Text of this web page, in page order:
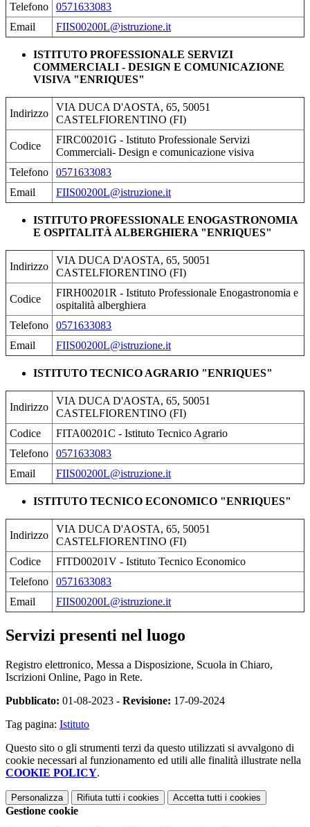
Telefono
0571633083
Email
FIIS00200L@istruzione.it
ISTITUTO PROFESSIONALE SERVIZI
COMMERCIALI - DESIGN E COMUNICAZIONE
VISIVA "ENRIQUES"
Indirizzo
VIA DUCA D'AOSTA, 65, 50051
CASTELFIORENTINO (FI)
Codice
FIRC00201G - Istituto Professionale Servizi
Commerciali- Design e comunicazione visiva
Telefono
0571633083
Email
FIIS00200L@istruzione.it
ISTITUTO PROFESSIONALE ENOGASTRONOMIA
E OSPITALITÀ ALBERGHIERA "ENRIQUES"
Indirizzo
VIA DUCA D'AOSTA, 65, 50051
CASTELFIORENTINO (FI)
Codice
FIRH00201R - Istituto Professionale Enogastronomia e
ospitalità alberghiera
Telefono
0571633083
Email
FIIS00200L@istruzione.it
ISTITUTO TECNICO AGRARIO "ENRIQUES"
Indirizzo
VIA DUCA D'AOSTA, 65, 50051
CASTELFIORENTINO (FI)
Codice
FITA00201C - Istituto Tecnico Agrario
Telefono
0571633083
Email
FIIS00200L@istruzione.it
ISTITUTO TECNICO ECONOMICO "ENRIQUES"
Indirizzo
VIA DUCA D'AOSTA, 65, 50051
CASTELFIORENTINO (FI)
Codice
FITD00201V - Istituto Tecnico Economico
Telefono
0571633083
Email
FIIS00200L@istruzione.it
Servizi presenti nel luogo
Registro elettronico, Messa a Disposizione, Scuola in Chiaro,
Iscrizioni Online, Pago in Rete.
Pubblicato: 01-08-2023 - Revisione: 17-09-2024
Tag pagina: Istituto
Questo sito o gli strumenti terzi da questo utilizzati si avvalgono di
cookie necessari al funzionamento ed utili alle finalità illustrate nella
COOKIE POLICY.
Personalizza Rifiuta tutti i cookies Accetta tutti i cookies
Gestione cookie